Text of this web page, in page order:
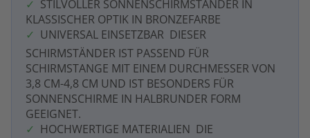
STILVOLLER SONNENSCHIRMSTÄNDER IN
KLASSISCHER OPTIK IN BRONZEFARBE
UNIVERSAL EINSETZBAR  DIESER
SCHIRMSTÄNDER IST PASSEND FÜR
SCHIRMSTANGE MIT EINEM DURCHMESSER VON
3,8 CM-4,8 CM UND IST BESONDERS FÜR
SONNENSCHIRME IN HALBRUNDER FORM
GEEIGNET.
HOCHWERTIGE MATERIALIEN  DIE